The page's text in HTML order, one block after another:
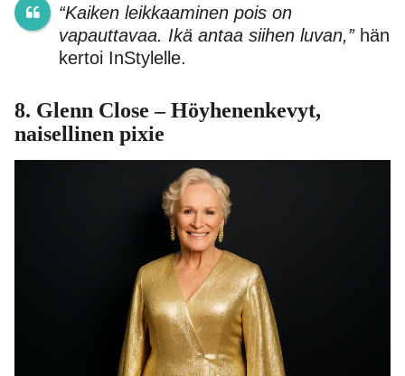
“Kaiken leikkaaminen pois on
vapauttavaa. Ikä antaa siihen luvan,”hän
kertoi InStylelle.
8. Glenn Close – Höyhenenkevyt,
naisellinen pixie